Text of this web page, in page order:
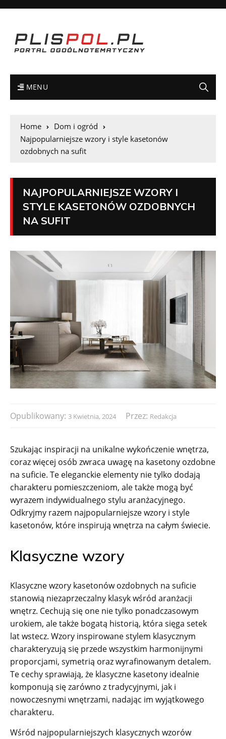
MENU
Home
Dom i ogród
Najpopularniejsze wzory i style kasetonów
ozdobnych na sufit
NAJPOPULARNIEJSZE WZORY I
STYLE KASETONÓW OZDOBNYCH
NA SUFIT
Opublikowany: 3 Kwietnia, 2024 Przez: Redakcja
Szukając inspiracji na unikalne wykończenie wnętrza,
coraz więcej osób zwraca uwagę na kasetony ozdobne
na suficie. Te eleganckie elementy nie tylko dodają
charakteru pomieszczeniom, ale także mogą być
wyrazem indywidualnego stylu aranżacyjnego.
Odkryjmy razem najpopularniejsze wzory i style
kasetonów, które inspirują wnętrza na całym świecie.
Klasyczne wzory
Klasyczne wzory kasetonów ozdobnych na suficie
stanowią niezaprzeczalny klasyk wśród aranżacji
wnętrz. Cechują się one nie tylko ponadczasowym
urokiem, ale także bogatą historią, która sięga setek
lat wstecz. Wzory inspirowane stylem klasycznym
charakteryzują się przede wszystkim harmonijnymi
proporcjami, symetrią oraz wyrafinowanym detalem.
Te cechy sprawiają, że klasyczne kasetony idealnie
komponują się zarówno z tradycyjnymi, jak i
nowoczesnymi wnętrzami, nadając im wyjątkowego
charakteru.
Wśród najpopularniejszych klasycznych wzorów